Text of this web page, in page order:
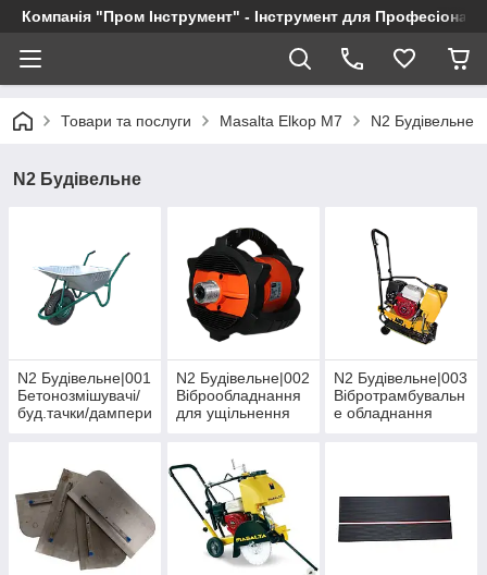
Компанія "Пром Інструмент" - Інструмент для
Товари та послуги Masalta Elkop M7 N2 Будівельне
N2 Будівельне
N2 Будівельне|001
Бетонозмішувачі/
буд.тачки/дампери
N2 Будівельне|002
Віброобладнання
для ущільнення
N2 Будівельне|003
Вібротрамбувальн
е обладнання